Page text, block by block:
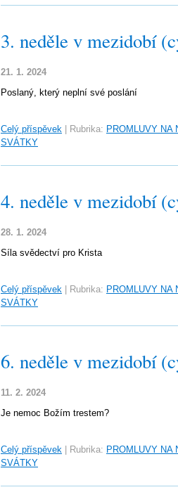
3. neděle v mezidobí
21. 1. 2024
Poslaný, který neplní své poslání
Celý příspěvek Rubrika: PROMLUVY NA
SVÁTKY
4. neděle v mezidobí
28. 1. 2024
Síla svědectví pro Krista
Celý příspěvek Rubrika: PROMLUVY NA
SVÁTKY
6. neděle v mezidobí
11. 2. 2024
Je nemoc Božím trestem?
Celý příspěvek Rubrika: PROMLUVY NA
SVÁTKY